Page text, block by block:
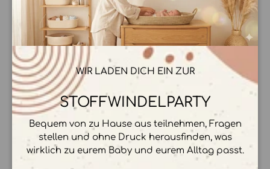
ZAHLUNGSMÖGLICHKEITEN
Ihre Zahlungsinformationen werden sicher
verarbeitet. Wir speichern keine
Kreditkartendetails.
WIR LADEN DICH EIN ZUR
STOFFWINDELPARTY
Bequem von zu Hause aus teilnehmen, Fragen
stellen und ohne Druck herausfinden, was
wirklich zu eurem Baby und eurem Alltag passt.